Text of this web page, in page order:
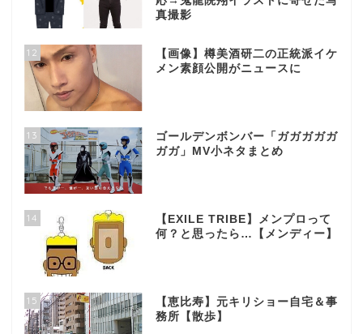
真撮影
12
【画像】樽美酒研二の正統派イケ
メン素顔公開がニュースに
13
ゴールデンボンバー「ガガガガガ
ガガ」MV小ネタまとめ
14
【EXILE TRIBE】メンプロって
何？と思ったら…【メンディー】
15
【恵比寿】元キリショー自宅＆事
務所【散歩】